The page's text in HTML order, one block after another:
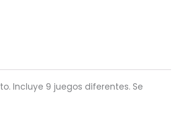
Incluye 9 juegos diferentes. Se